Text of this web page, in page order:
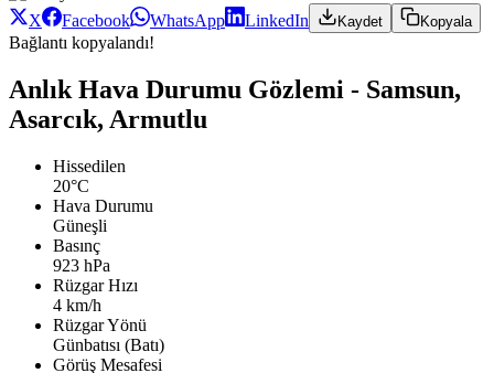
X Facebook WhatsApp LinkedIn Kaydet Kopyala
Bağlantı kopyalandı!
Anlık Hava Durumu Gözlemi - Samsun,
Asarcık, Armutlu
Hissedilen
20°C
Hava Durumu
Güneşli
Basınç
923 hPa
Rüzgar Hızı
4 km/h
Rüzgar Yönü
Günbatısı (Batı)
Görüş Mesafesi